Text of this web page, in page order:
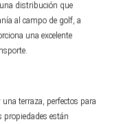
distribución que
al campo de golf, a
una excelente
terraza, perfectos para
propiedades están